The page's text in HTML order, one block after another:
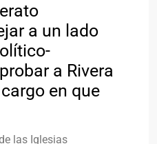
a un lado
a Rivera
en que
las Iglesias